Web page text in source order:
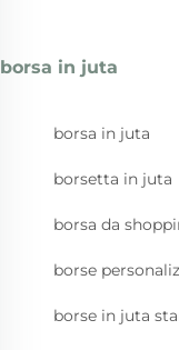
borsa in juta
borsa in juta
borsetta in juta
borsa da
borse
borse in juta